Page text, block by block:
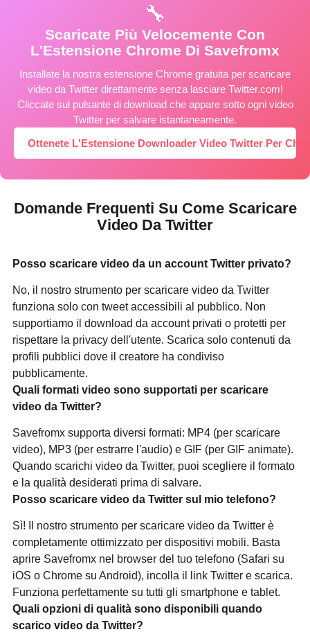
🔧
Scaricate Più Velocemente Con
L'Estensione Chrome Di Savefromx
Installate la nostra estensione Chrome gratuita per scaricare
video da Twitter direttamente senza lasciare Twitter.com!
Cliccate sul pulsante di download che appare sotto ogni video
Twitter per salvare istantaneamente.
Ottenete L'Estensione Downloader Video Twitter Per
Domande Frequenti Su Come Scaricare
Video Da Twitter
Posso scaricare video da un account Twitter privato?
No, il nostro strumento per scaricare video da Twitter
funziona solo con tweet accessibili al pubblico. Non
supportiamo il download da account privati o protetti per
rispettare la privacy dell'utente. Scarica solo contenuti da
profili pubblici dove il creatore ha condiviso
pubblicamente.
Quali formati video sono supportati per scaricare
video da Twitter?
Savefromx supporta diversi formati: MP4 (per scaricare
video), MP3 (per estrarre l'audio) e GIF (per GIF animate).
Quando scarichi video da Twitter, puoi scegliere il formato
e la qualità desiderati prima di salvare.
Posso scaricare video da Twitter sul mio telefono?
Sì! Il nostro strumento per scaricare video da Twitter è
completamente ottimizzato per dispositivi mobili. Basta
aprire Savefromx nel browser del tuo telefono (Safari su
iOS o Chrome su Android), incolla il link Twitter e scarica.
Funziona perfettamente su tutti gli smartphone e tablet.
Quali opzioni di qualità sono disponibili quando
scarico video da Twitter?